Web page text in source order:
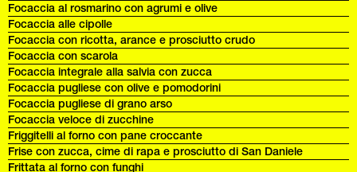
Focaccia al rosmarino con agrumi e olive
Focaccia alle cipolle
Focaccia con ricotta, arance e prosciutto crudo
Focaccia con scarola
Focaccia integrale alla salvia con zucca
Focaccia pugliese con olive e pomodorini
Focaccia pugliese di grano arso
Focaccia veloce di zucchine
Friggitelli al forno con pane croccante
Frise con zucca, cime di rapa e prosciutto di San Daniele
Frittata al forno con funghi